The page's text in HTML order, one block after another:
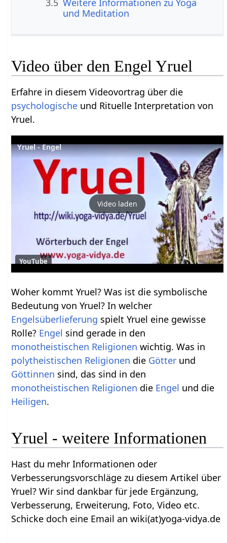
3.5 Weitere Informationen zu Yoga
und Meditation
Video über den Engel Yruel
Erfahre in diesem Videovortrag über die
psychologische und Rituelle Interpretation von
Yruel.
Yruel - Engel
Video laden
YouTube
Woher kommt Yruel? Was ist die symbolische
Bedeutung von Yruel? In welcher
Engelsüberlieferung spielt Yruel eine gewisse
Rolle? Engel sind gerade in den
monotheistischen Religionen wichtig. Was in
polytheistischen Religionen die Götter und
Göttinnen sind, das sind in den
monotheistischen Religionen die Engel und die
Heiligen.
Yruel - weitere Informationen
Hast du mehr Informationen oder
Verbesserungsvorschläge zu diesem Artikel über
Yruel? Wir sind dankbar für jede Ergänzung,
Verbesserung, Erweiterung, Foto, Video etc.
Schicke doch eine Email an wiki(at)yoga-vidya.de